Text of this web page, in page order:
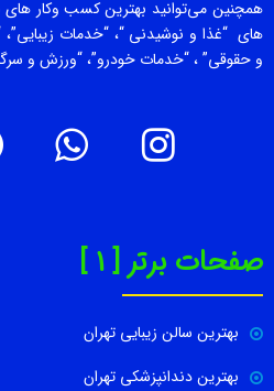
همچنین می‌توانید بهترین کسب وکار های
های “غذا و نوشیدنی “، “خدمات
و حقوقی” ، “خدمات خودرو”، “ورزش و
صفحات برتر [ 1 ]
بهترین سالن زیبایی تهران
بهترین دندانپزشکی تهران